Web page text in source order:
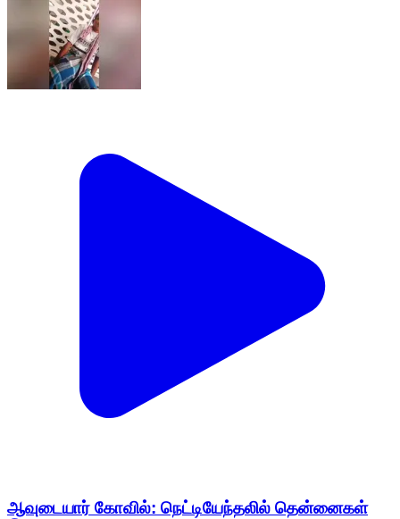
ஆவுடையார் கோவில்: நெட்டியேந்தலில் தென்னைகள்